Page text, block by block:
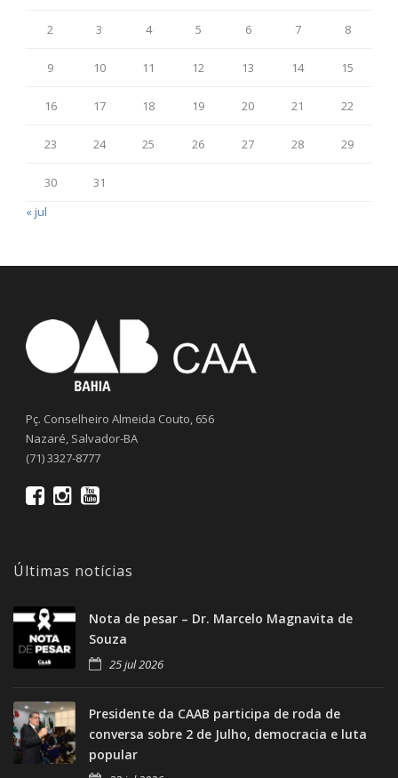
2 3 4 5 6 7 8
9 10 11 12 13 14 15
16 17 18 19 20 21 22
23 24 25 26 27 28 29
30
31
« jul
Pç. Conselheiro Almeida Couto, 656
Nazaré, Salvador-BA
(71) 3327-8777
Últimas notícias
Nota de pesar – Dr. Marcelo Magnavita de
Souza
25 jul 2026
Presidente da CAAB participa de roda de
conversa sobre 2 de Julho, democracia e luta
popular